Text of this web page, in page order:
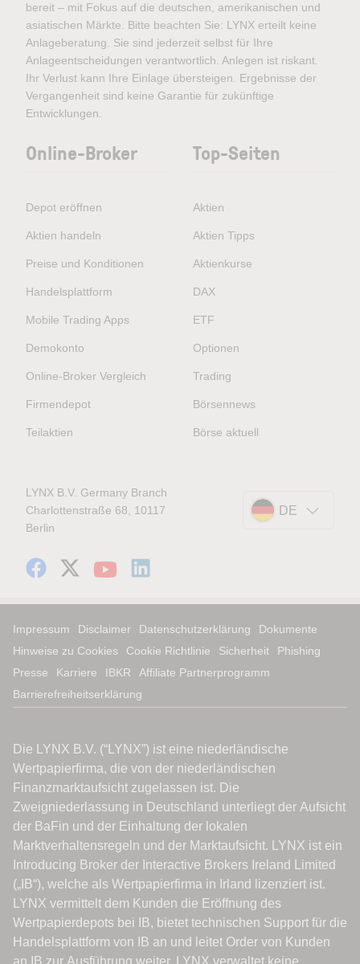
bereit – mit Fokus auf die deutschen, amerikanischen und
asiatischen Märkte. Bitte beachten Sie: LYNX erteilt keine
Anlageberatung. Sie sind jederzeit selbst für Ihre
Anlageentscheidungen verantwortlich. Anlegen ist riskant.
Ihr Verlust kann Ihre Einlage übersteigen. Ergebnisse der
Vergangenheit sind keine Garantie für zukünftige
Entwicklungen.
Online-Broker
Depot eröffnen
Aktien handeln
Preise und Konditionen
Handelsplattform
Mobile Trading Apps
Demokonto
Online-Broker Vergleich
Firmendepot
Teilaktien
Top-Seiten
Aktien
Aktien Tipps
Aktienkurse
DAX
ETF
Optionen
Trading
Börsennews
Börse aktuell
LYNX B.V. Germany Branch
Charlottenstraße 68, 10117
Berlin
DE
Impressum Disclaimer Datenschutzerklärung
Dokumente
Hinweise zu Cookies
Cookie Richtlinie Sicherheit
Phishing
Presse
Karriere IBKR
Affiliate Partnerprogramm
Barrierefreiheitserklärung